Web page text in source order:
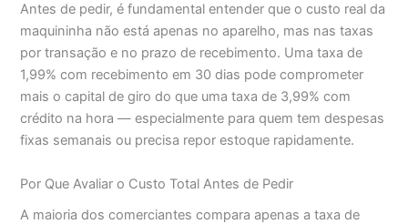
Antes de pedir, é fundamental entender que o custo real da
maquininha não está apenas no aparelho, mas nas taxas
por transação e no prazo de recebimento. Uma taxa de
1,99% com recebimento em 30 dias pode comprometer
mais o capital de giro do que uma taxa de 3,99% com
crédito na hora — especialmente para quem tem despesas
fixas semanais ou precisa repor estoque rapidamente.
Por Que Avaliar o Custo Total Antes de Pedir
A maioria dos comerciantes compara apenas a taxa de